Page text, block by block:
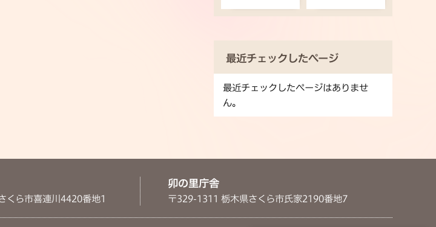
最近チェックしたページ
最近チェックしたページはありませ
ん。
くら市喜連川4420番地1
卯の里庁舎
〒329-1311 栃木県さくら市氏家2190番地7